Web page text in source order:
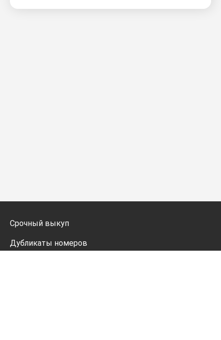
Срочный выкуп
Дубликаты номеров